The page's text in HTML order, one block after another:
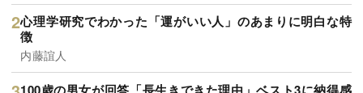
心理学研究でわかった「運がいい人」のあまりに明白な特
徴
内藤誼人